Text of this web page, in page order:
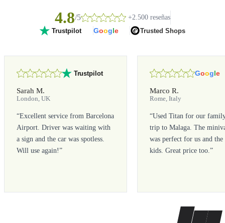
4.8/5 +2.500 reseñas
Trustpilot Google Trusted Shops
Trustpilot
Sarah M.
London, UK
“Excellent service from Barcelona
Airport. Driver was waiting with
a sign and the car was spotless.
Will use again!”
Google
Marco R.
Rome, Italy
“Used Titan for our
trip to Malaga. The
was perfect for us and the
kids. Great price too.”